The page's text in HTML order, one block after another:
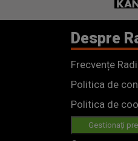
Despre
Frecvențe
Politica de
Politica de
Gestionați